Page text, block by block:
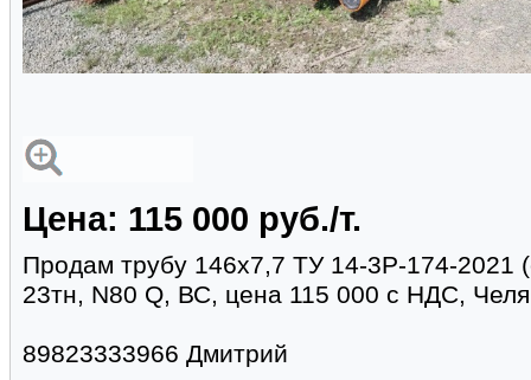
Цена: 115 000 руб./т.
Продам трубу 146х7,7 ТУ 14-3Р-174-2021
23тн, N80 Q, ВС, цена 115 000 с НДС,
89823333966 Дмитрий